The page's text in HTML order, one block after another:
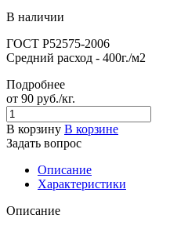
В наличии
ГОСТ Р52575-2006
Средний расход - 400г./м2
Подробнее
от 90 руб./кг.
В корзину В корзине
Задать вопрос
Описание
Характеристики
Описание